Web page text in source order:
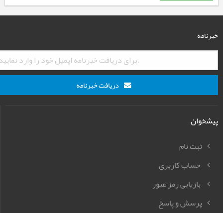
خبرنامه
دریافت خبرنامه
پیشخوان
ثبت نام
حساب کاربری
بازیابی رمز عبور
پرسش و پاسخ